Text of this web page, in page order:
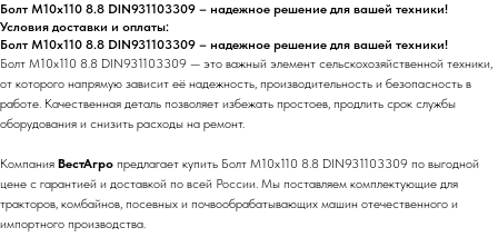
Болт М10х110 8.8 DIN931103309 – надежное решение для вашей техники!
Условия доставки и оплаты:
Болт М10х110 8.8 DIN931103309 – надежное решение для вашей техники!
Болт М10х110 8.8 DIN931103309 — это важный элемент сельскохозяйственной техники,
от которого напрямую зависит её надежность, производительность и безопасность в
работе. Качественная деталь позволяет избежать простоев, продлить срок службы
оборудования и снизить расходы на ремонт.
Компания ВестАгро предлагает купить Болт М10х110 8.8 DIN931103309 по выгодной
цене с гарантией и доставкой по всей России. Мы поставляем комплектующие для
тракторов, комбайнов, посевных и почвообрабатывающих машин отечественного и
импортного производства.